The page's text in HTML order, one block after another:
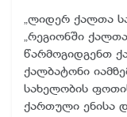
„ლიდერ ქალთა
„რეგიონში
წარმოგიდგენთ
ქალბატონი
სახელობის
ქართული ენისა